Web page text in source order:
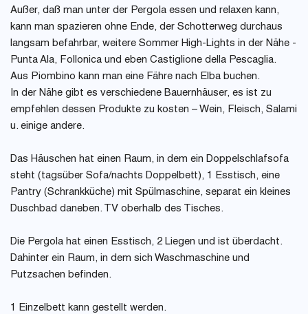
Außer, daß man unter der Pergola essen und relaxen kann,
kann man spazieren ohne Ende, der Schotterweg durchaus
langsam befahrbar, weitere Sommer High-Lights in der Nähe -
Punta Ala, Follonica und eben Castiglione della Pescaglia.
Aus Piombino kann man eine Fähre nach Elba buchen.
In der Nähe gibt es verschiedene Bauernhäuser, es ist zu
empfehlen dessen Produkte zu kosten – Wein, Fleisch, Salami
u. einige andere.
Das Häuschen hat einen Raum, in dem ein Doppelschlafsofa
steht (tagsüber Sofa/nachts Doppelbett), 1 Esstisch, eine
Pantry (Schrankküche) mit Spülmaschine, separat ein kleines
Duschbad daneben. TV oberhalb des Tisches.
Die Pergola hat einen Esstisch, 2 Liegen und ist überdacht.
Dahinter ein Raum, in dem sich Waschmaschine und
Putzsachen befinden.
1 Einzelbett kann gestellt werden.